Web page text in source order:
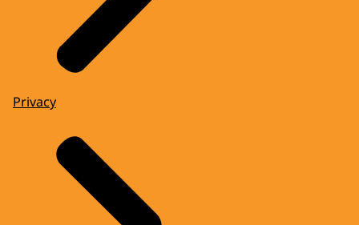
Privacy